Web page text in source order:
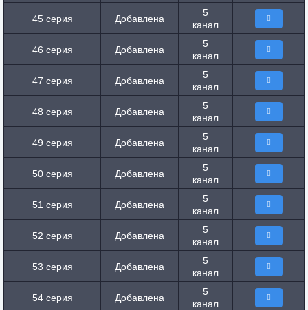
45 серия Добавлена
5
канал
46 серия Добавлена
5
канал
47 серия Добавлена
5
канал
48 серия Добавлена
5
канал
49 серия Добавлена
5
канал
50 серия Добавлена
5
канал
51 серия Добавлена
5
канал
52 серия Добавлена
5
канал
53 серия Добавлена
5
канал
54 серия Добавлена
5
канал